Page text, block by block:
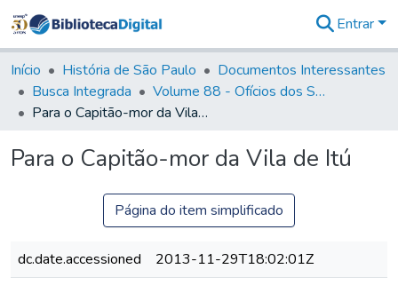
&
Coleções
Tudo na
Biblioteca
Estatísticas
Entrar
Início História de São Paulo
Documentos Interessantes
Busca Integrada
Volume 88 - Ofícios dos Senhores Governadores Interinos da Capitania de São Paulo (1817- 1819)
Para o Capitão-mor da Vila de Itú
Para o Capitão-mor da Vila de Itú
Página do item simplificado
dc.date.accessioned
2013-11-29T18:02:01Z